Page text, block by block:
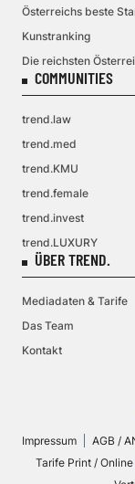
Österreichs beste
Kunstranking
Die reichsten
COMMUNITIES
trend.law
trend.med
trend.KMU
trend.female
trend.invest
trend.LUXURY
ÜBER TREND.
Mediadaten & Tarife
Das Team
Kontakt
Impressum AGB /
Tarife Print / Online